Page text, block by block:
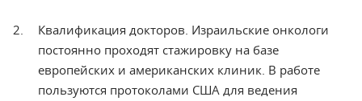
Квалификация докторов. Израильские онкологи
постоянно проходят стажировку на базе
европейских и американских клиник. В работе
пользуются протоколами США для ведения